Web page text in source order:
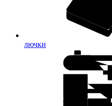
лючки